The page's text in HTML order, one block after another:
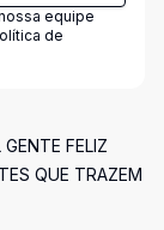
equipe
de
FELIZ
QUE TRAZEM